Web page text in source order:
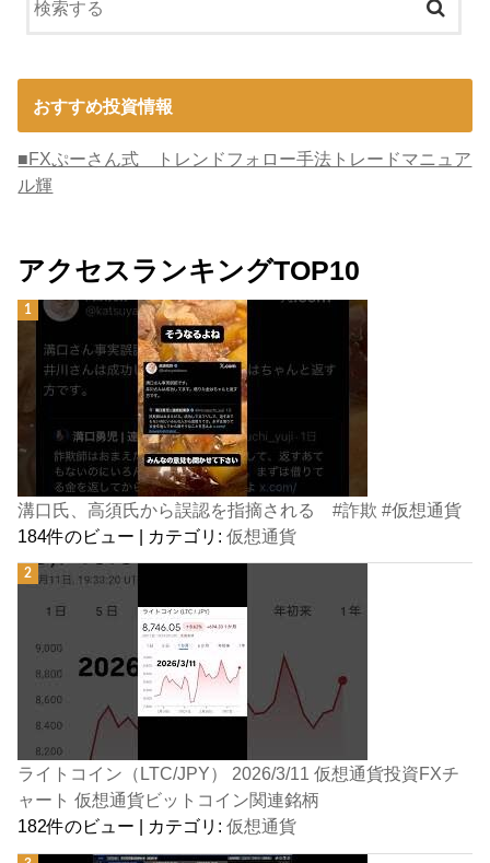
おすすめ投資情報
■FXぷーさん式 トレンドフォロー手法トレードマニュア
ル輝
アクセスランキングTOP10
溝口氏、高須氏から誤認を指摘される #詐欺 #仮想通貨
184件のビュー | カテゴリ:仮想通貨
ライトコイン（LTC/JPY） 2026/3/11 仮想通貨投資FXチ
ャート 仮想通貨ビットコイン関連銘柄
182件のビュー
カテゴリ:仮想通貨